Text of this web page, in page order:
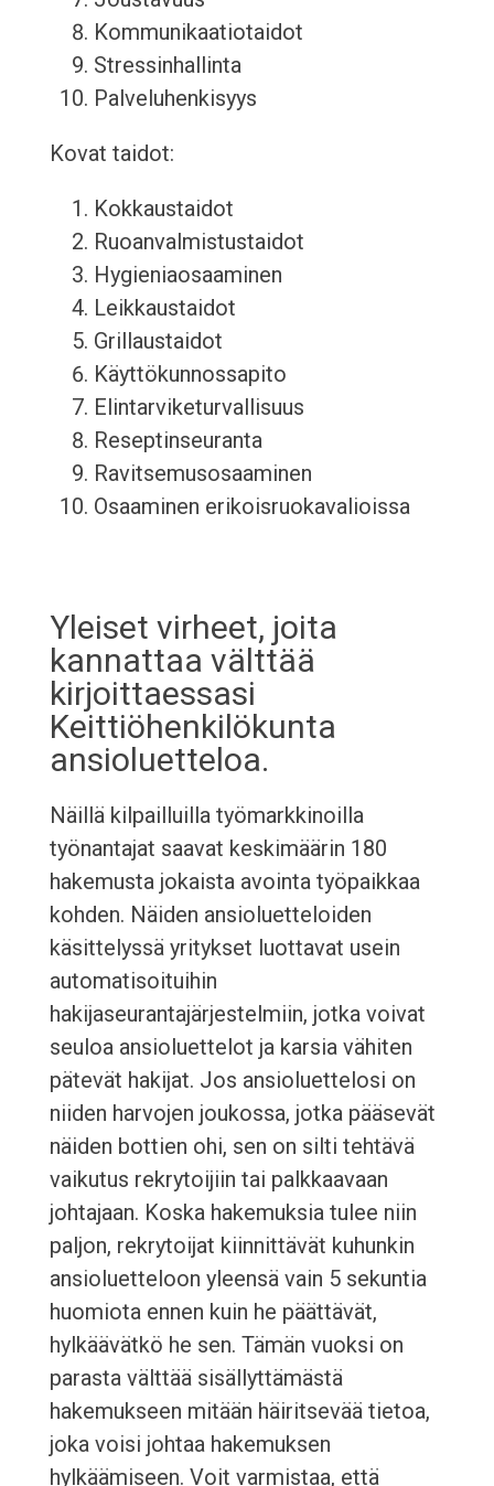
Kommunikaatiotaidot
Stressinhallinta
Palveluhenkisyys
Kovat taidot:
Kokkaustaidot
Ruoanvalmistustaidot
Hygieniaosaaminen
Leikkaustaidot
Grillaustaidot
Käyttökunnossapito
Elintarviketurvallisuus
Reseptinseuranta
Ravitsemusosaaminen
Osaaminen erikoisruokavalioissa
Yleiset virheet, joita
kannattaa välttää
kirjoittaessasi
Keittiöhenkilökunta
ansioluetteloa.
Näillä kilpailluilla työmarkkinoilla
työnantajat saavat keskimäärin 180
hakemusta jokaista avointa työpaikkaa
kohden. Näiden ansioluetteloiden
käsittelyssä yritykset luottavat usein
automatisoituihin
hakijaseurantajärjestelmiin, jotka voivat
seuloa ansioluettelot ja karsia vähiten
pätevät hakijat. Jos ansioluettelosi on
niiden harvojen joukossa, jotka pääsevät
näiden bottien ohi, sen on silti tehtävä
vaikutus rekrytoijiin tai palkkaavaan
johtajaan. Koska hakemuksia tulee niin
paljon, rekrytoijat kiinnittävät kuhunkin
ansioluetteloon yleensä vain 5 sekuntia
huomiota ennen kuin he päättävät,
hylkäävätkö he sen. Tämän vuoksi on
parasta välttää sisällyttämästä
hakemukseen mitään häiritsevää tietoa,
joka voisi johtaa hakemuksen
hylkäämiseen. Voit varmistaa, että